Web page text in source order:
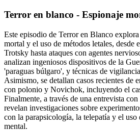
Terror en blanco - Espionaje
Este episodio de Terror en Blanco
mortal y el uso de métodos letales, desde
Trotsky hasta ataques con agentes
analizan ingeniosos dispositivos de la
'paraguas búlgaro', y técnicas de
Asimismo, se detallan casos recientes de
con polonio y Novichok, incluyendo el
Finalmente, a través de una entrevista
revelan investigaciones sobre
con la parapsicología, la telepatía y el uso
mental.